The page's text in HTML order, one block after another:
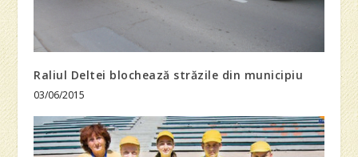
Raliul Deltei blochează străzile din municipiu
03/06/2015